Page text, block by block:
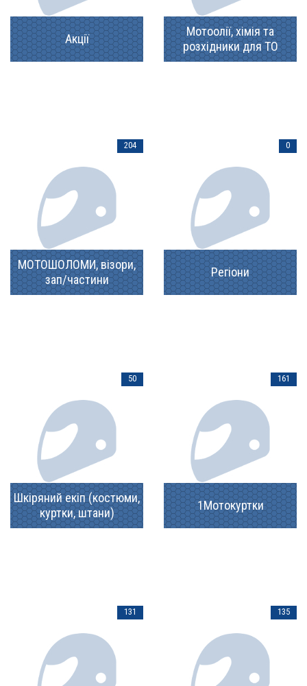
Акції
Мотоолії, хімія та
розхідники для ТО
МОТОШОЛОМИ, візори,
зап/частини
204
Регіони
0
Шкіряний екіп (костюми,
куртки, штани)
50
1Мотокуртки
161
131 135